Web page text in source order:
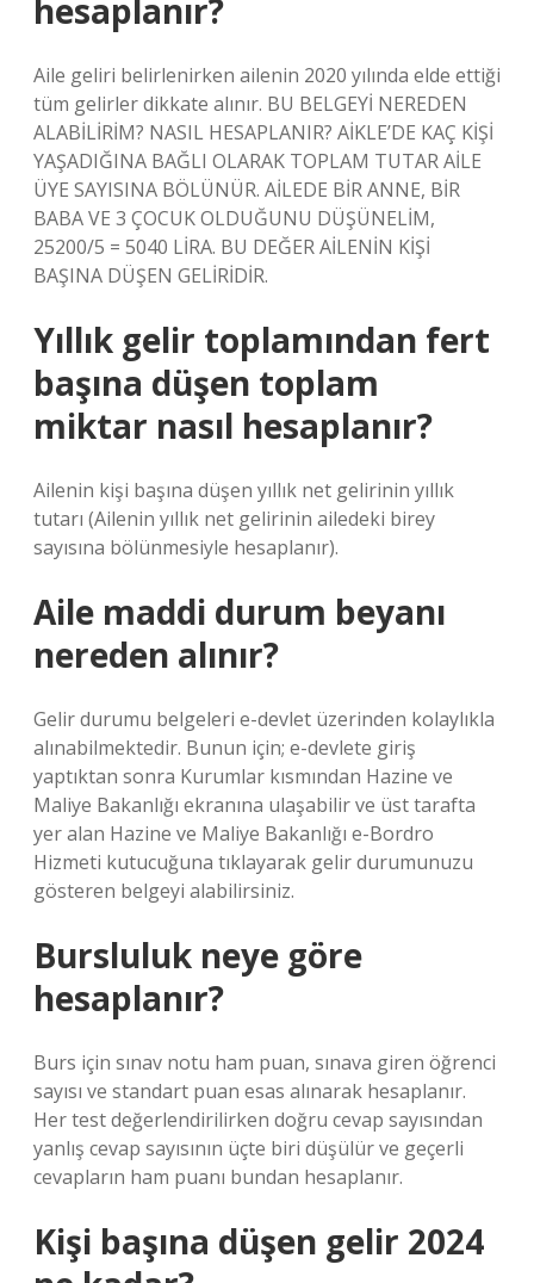
hesaplanır?
Aile geliri belirlenirken ailenin 2020 yılında elde ettiği
tüm gelirler dikkate alınır. BU BELGEYİ NEREDEN
ALABİLİRİM? NASIL HESAPLANIR? AİKLE’DE KAÇ KİŞİ
YAŞADIĞINA BAĞLI OLARAK TOPLAM TUTAR AİLE
ÜYE SAYISINA BÖLÜNÜR. AİLEDE BİR ANNE, BİR
BABA VE 3 ÇOCUK OLDUĞUNU DÜŞÜNELİM,
25200/5 = 5040 LİRA. BU DEĞER AİLENİN KİŞİ
BAŞINA DÜŞEN GELİRİDİR.
Yıllık gelir toplamından fert
başına düşen toplam
miktar nasıl hesaplanır?
Ailenin kişi başına düşen yıllık net gelirinin yıllık
tutarı (Ailenin yıllık net gelirinin ailedeki birey
sayısına bölünmesiyle hesaplanır).
Aile maddi durum beyanı
nereden alınır?
Gelir durumu belgeleri e-devlet üzerinden kolaylıkla
alınabilmektedir. Bunun için; e-devlete giriş
yaptıktan sonra Kurumlar kısmından Hazine ve
Maliye Bakanlığı ekranına ulaşabilir ve üst tarafta
yer alan Hazine ve Maliye Bakanlığı e-Bordro
Hizmeti kutucuğuna tıklayarak gelir durumunuzu
gösteren belgeyi alabilirsiniz.
Bursluluk neye göre
hesaplanır?
Burs için sınav notu ham puan, sınava giren öğrenci
sayısı ve standart puan esas alınarak hesaplanır.
Her test değerlendirilirken doğru cevap sayısından
yanlış cevap sayısının üçte biri düşülür ve geçerli
cevapların ham puanı bundan hesaplanır.
Kişi başına düşen gelir 2024